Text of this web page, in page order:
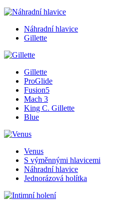
Náhradní hlavice
Gillette
Gillette
ProGlide
Fusion5
Mach 3
King C. Gillette
Blue
Venus
S výměnnými hlavicemi
Náhradní hlavice
Jednorázová holítka